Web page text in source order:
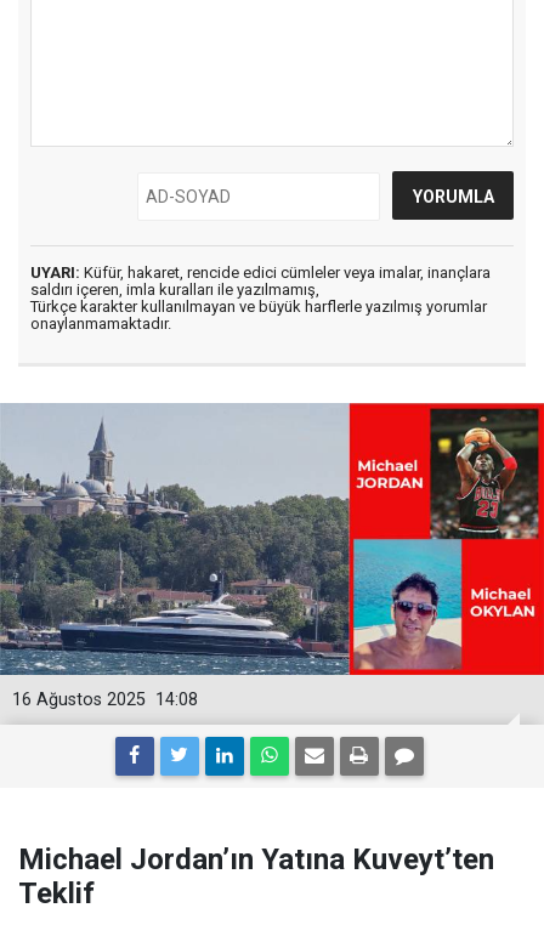
UYARI: Küfür, hakaret, rencide edici cümleler veya imalar, inançlara
saldırı içeren, imla kuralları ile yazılmamış,
Türkçe karakter kullanılmayan ve büyük harflerle yazılmış yorumlar
onaylanmamaktadır.
14:08
16 Ağustos 2025
Michael Jordan’ın Yatına Kuveyt’ten
Teklif